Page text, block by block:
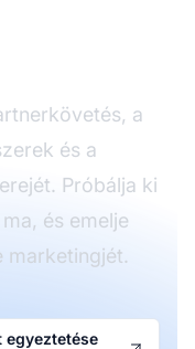
a
és a
Próbálja ki
és emelje
marketingjét.
egyeztetése